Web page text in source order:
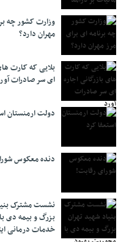
وزارت کشور چه
مهران دارد؟
بلایی که کارت
ای سر صادرات
دولت ارمنستان
دنده معکوس
نشست مشترک
بزرگ و بیمه دی
خدمات درمانی